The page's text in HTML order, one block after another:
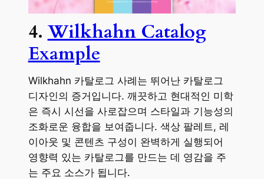
4.Wilkhahn Catalog
Example
Wilkhahn 카탈로그 사례는 뛰어난 카탈로그
디자인의 증거입니다. 깨끗하고 현대적인 미학
은 즉시 시선을 사로잡으며 스타일과 기능성의
조화로운 융합을 보여줍니다. 색상 팔레트, 레
이아웃 및 콘텐츠 구성이 완벽하게 실행되어
영향력 있는 카탈로그를 만드는 데 영감을 주
는 주요 소스가 됩니다.